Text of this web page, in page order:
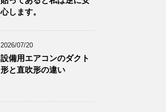
心します。
2026/07/20
設備用エアコンのダクト
形と直吹形の違い